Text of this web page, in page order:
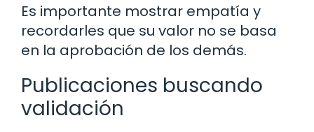
Es importante mostrar empatía y
recordarles que su valor no se basa
en la aprobación de los demás.
Publicaciones buscando
validación